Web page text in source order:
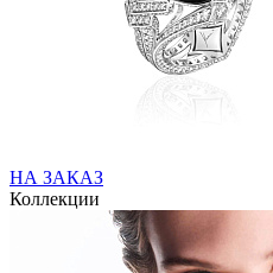
НА ЗАКАЗ
Коллекции